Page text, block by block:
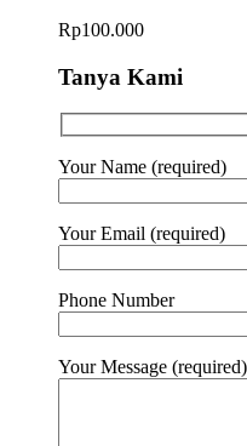
Rp100.000
Tanya Kami
Your Name (required)
Your Email (required)
Phone Number
Your Message (required)